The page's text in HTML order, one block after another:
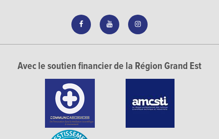
Avec le soutien financier de la Région Grand Est